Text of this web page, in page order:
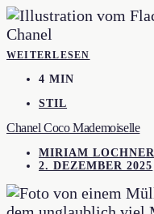
WEITERLESEN
4 MIN
STIL
Chanel Coco Mademoiselle
MIRIAM LOCHNER
2. DEZEMBER 2025